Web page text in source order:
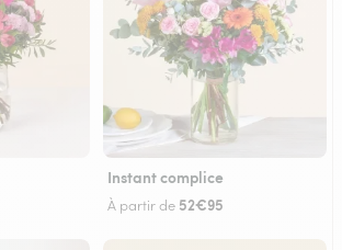
Instant complice
À partir de 52€95